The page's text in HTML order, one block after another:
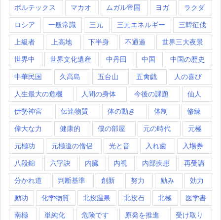
ボルテックス マカオ ムガル帝国 ヨガ ラクダ
ロシア 一般常識 三元 三元エネルギー 三韓征伐
上級者 上高地 下半身 不通過 世界三大夜景
世界中 世界文化遺産 中丹田 中国 中国の歴史
中華民国 久高島 五台山 五禽戯 人の喜び
人生最大の危機 人間の身体 今後の課題 仙人
伊勢神宮 伝達物質 体の動き 体制 修練
偉大な力 健康的 僕の部屋 元の時代 元極
元極功 元極道の僧侶 光と音 入れ歯 入場券
八段錦 六字訣 内臓 内視 内部疾患 再受講
分かれ道 判断基準 創新 努力 励み 効力
動功 化学物質 北投温泉 北投石 北極 医学書
南極 単純化 危険です 原発を推進 受け取り